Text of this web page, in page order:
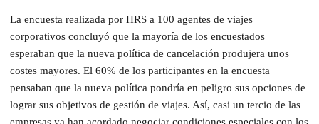
La encuesta realizada por HRS a 100 agentes de viajes
corporativos concluyó que la mayoría de los encuestados
esperaban que la nueva política de cancelación produjera unos
costes mayores. El 60% de los participantes en la encuesta
pensaban que la nueva política pondría en peligro sus opciones de
lograr sus objetivos de gestión de viajes. Así, casi un tercio de las